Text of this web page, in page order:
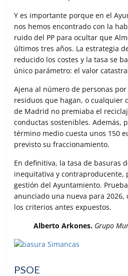
Y es importante porque en el
nos hemos encontrado con la
ruido del PP para ocultar que
últimos tres años. La estrategia
reducido los costes y la tasa se
único parámetro: el valor
Ajena al número de personas
residuos que hagan, o cualquier
de Madrid no premiaba el
conductas sostenibles. Además,
término medio cuesta unos 150
previsto su fraccionamiento.
En definitiva, la tasa de basuras
inequitativa y contraproducente,
gestión del Ayuntamiento.
anunciado una nueva para
los criterios antes expuestos.
Alberto Arkones. Grupo
PSOE